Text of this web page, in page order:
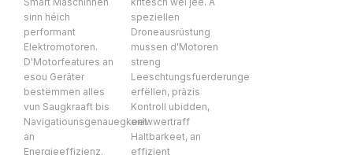
sinn héich
performant
Elektromotoren.
D'Motorfeatures an
esou Geräter
bestëmmen alles
vun Saugkraaft bis
Navigatiounsgenauegkeet
an
Energieeffizienz.
speziellen
Droneausrüstung
mussen d'Motoren
streng
Leeschtungsfuerderunge
erfëllen, präzis
Kontroll ubidden,
oniwwertraff
Haltbarkeet, an
effizient